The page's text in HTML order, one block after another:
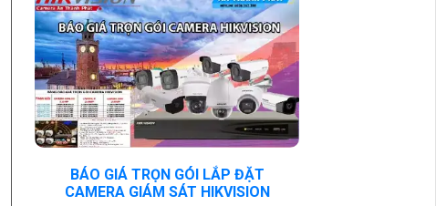
BÁO GIÁ TRỌN GÓI LẮP ĐẶT
CAMERA GIÁM SÁT HIKVISION